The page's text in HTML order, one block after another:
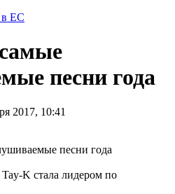
в ЕС
песни года
2017, 10:41
Tay-K стала лидером по